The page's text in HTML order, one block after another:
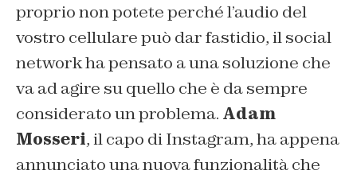
proprio non potete perché l’audio del
vostro cellulare può dar fastidio, il social
network ha pensato a una soluzione che
va ad agire su quello che è da sempre
considerato un problema. Adam
Mosseri, il capo di Instagram, ha appena
annunciato una nuova funzionalità che